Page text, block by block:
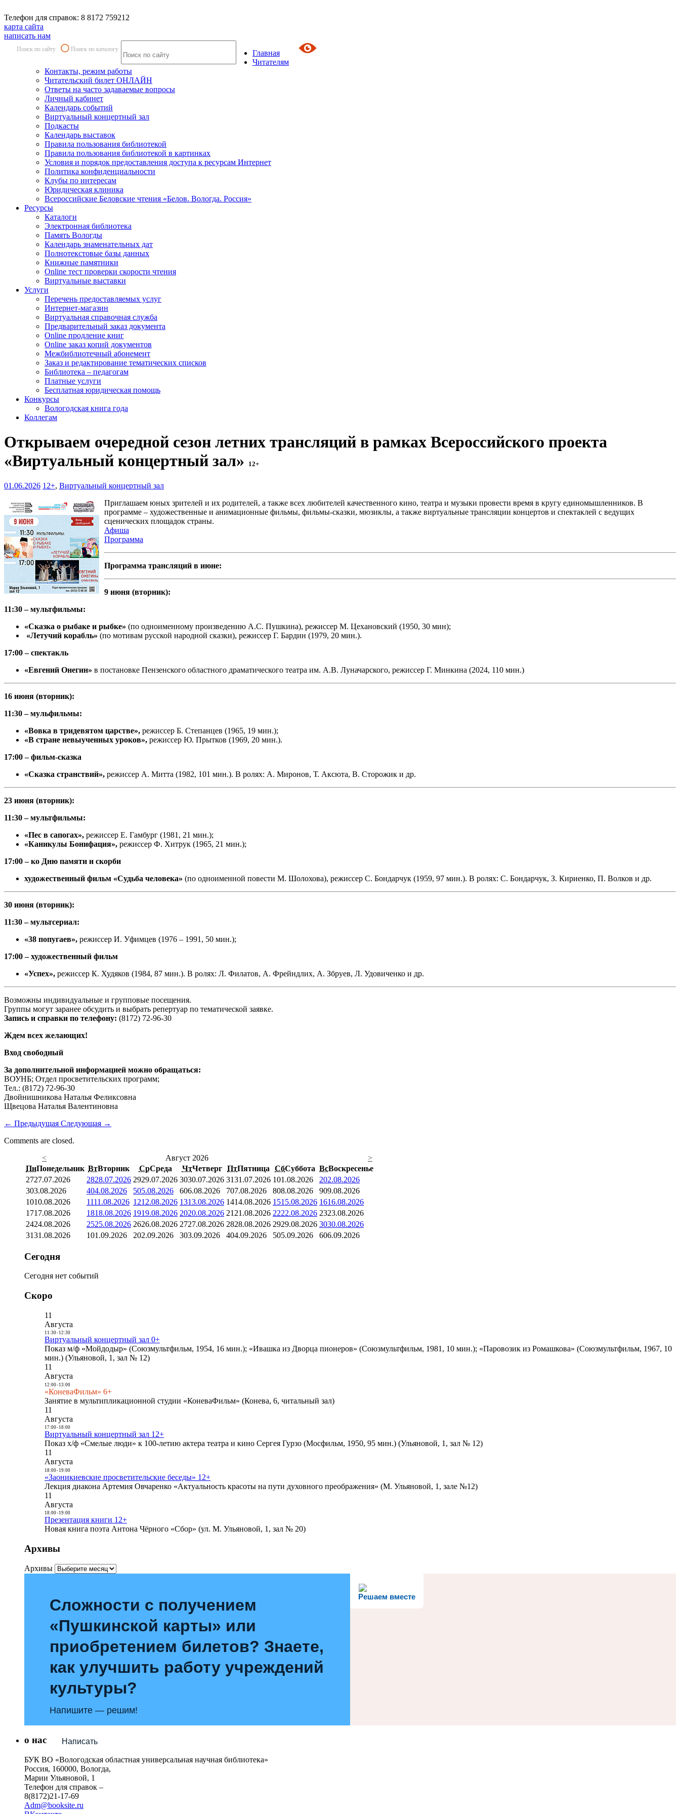
Телефон для справок: 8 8172 759212
карта сайта
написать нам
Поиск по сайту Поиск по каталогу
Главная
Читателям
Контакты, режим работы
Читательский билет ОНЛАЙН
Ответы на часто задаваемые вопросы
Личный кабинет
Календарь событий
Виртуальный концертный зал
Подкасты
Календарь выставок
Правила пользования библиотекой
Правила пользования библиотекой в картинках
Условия и порядок предоставления доступа к ресурсам Интернет
Политика конфиденциальности
Клубы по интересам
Юридическая клиника
Всероссийские Беловские чтения «Белов. Вологда. Россия»
Ресурсы
Каталоги
Электронная библиотека
Память Вологды
Календарь знаменательных дат
Полнотекстовые базы данных
Книжные памятники
Online тест проверки скорости чтения
Виртуальные выставки
Услуги
Перечень предоставляемых услуг
Интернет-магазин
Виртуальная справочная служба
Предварительный заказ документа
Online продление книг
Online заказ копий документов
Межбиблиотечный абонемент
Заказ и редактирование тематических списков
Библиотека – педагогам
Платные услуги
Бесплатная юридическая помощь
Конкурсы
Вологодская книга года
Коллегам
Открываем очередной сезон летних трансляций в рамках Всероссийского проекта
«Виртуальный концертный зал»
12+
01.06.2026 12+, Виртуальный концертный зал
Приглашаем юных зрителей и их родителей, а также всех любителей качественного кино, театра и музыки провести время в кругу единомышленников. В
программе – художественные и анимационные фильмы, фильмы-сказки, мюзиклы, а также виртуальные трансляции концертов и спектаклей с ведущих
сценических площадок страны.
Афиша
Программа
Программа трансляций в июне:
9 июня (вторник):
11:30 – мультфильмы:
«Сказка о рыбаке и рыбке» (по одноименному произведению А.С. Пушкина), режиссер М. Цехановский (1950, 30 мин);
«Летучий корабль» (по мотивам русской народной сказки), режиссер Г. Бардин (1979, 20 мин.).
17:00 – спектакль
«Евгений Онегин» в постановке Пензенского областного драматического театра им. А.В. Луначарского, режиссер Г. Минкина (2024, 110 мин.)
16 июня (вторник):
11:30 – мульфильмы:
«Вовка в тридевятом царстве», режиссер Б. Степанцев (1965, 19 мин.);
«В стране невыученных уроков», режиссер Ю. Прытков (1969, 20 мин.).
17:00 – фильм-сказка
«Сказка странствий», режиссер А. Митта (1982, 101 мин.). В ролях: А. Миронов, Т. Аксюта, В. Сторожик и др.
23 июня (вторник):
11:30 – мультфильмы:
«Пес в сапогах», режиссер Е. Гамбург (1981, 21 мин.);
«Каникулы Бонифация», режиссер Ф. Хитрук (1965, 21 мин.);
17:00 – ко Дню памяти и скорби
художественный фильм «Судьба человека» (по одноименной повести М. Шолохова), режиссер С. Бондарчук (1959, 97 мин.). В ролях: С. Бондарчук, З. Кириенко, П. Волков и др.
30 июня (вторник):
11:30 – мультсериал:
«38 попугаев», режиссер И. Уфимцев (1976 – 1991, 50 мин.);
17:00 – художественный фильм
«Успех», режиссер К. Худяков (1984, 87 мин.). В ролях: Л. Филатов, А. Фрейндлих, А. Збруев, Л. Удовиченко и др.
Возможны индивидуальные и групповые посещения.
Группы могут заранее обсудить и выбрать репертуар по тематической заявке.
Запись и справки по телефону: (8172) 72-96-30
Ждем всех желающих!
Вход свободный
За дополнительной информацией можно обращаться:
ВОУНБ; Отдел просветительских программ;
Тел.: (8172) 72-96-30
Двойнишникова Наталья Феликсовна
Щвецова Наталья Валентиновна
← Предыдущая Следующая →
Comments are closed.
<
Август 2026
>
ПнПонедельник ВтВторник СрСреда ЧтЧетверг ПтПятница СбСуббота ВсВоскресенье
2727.07.2026 2828.07.2026 2929.07.2026 3030.07.2026 3131.07.2026 101.08.2026 202.08.2026
303.08.2026 404.08.2026 505.08.2026 606.08.2026 707.08.2026 808.08.2026 909.08.2026
1010.08.2026 1111.08.2026 1212.08.2026 1313.08.2026 1414.08.2026 1515.08.2026 1616.08.2026
1717.08.2026 1818.08.2026 1919.08.2026 2020.08.2026 21 21.08.2026 2222.08.2026 2323.08.2026
2424.08.2026 2525.08.2026 2626.08.2026 2727.08.2026 2828.08.2026 2929.08.2026 3030.08.2026
3131.08.2026 101.09.2026 202.09.2026 303.09.2026 404.09.2026 505.09.2026 606.09.2026
Сегодня
Сегодня нет событий
Скоро
11
Августа
11:30- 12:30
Виртуальный концертный зал 0+
Показ м/ф «Мойдодыр» (Союзмультфильм, 1954, 16 мин.); «Ивашка из Дворца пионеров» (Союзмультфильм, 1981, 10 мин.); «Паровозик из Ромашкова» (Союзмультфильм, 1967, 10
мин.) (Ульяновой, 1, зал № 12)
11
Августа
12:00- 13:00
«КоневаФильм» 6+
Занятие в мультипликационной студии «КоневаФильм» (Конева, 6, читальный зал)
11
Августа
17:00- 18:00
Виртуальный концертный зал 12+
Показ х/ф «Смелые люди» к 100-летию актера театра и кино Сергея Гурзо (Мосфильм, 1950, 95 мин.) (Ульяновой, 1, зал № 12)
11
Августа
18:00- 19:00
«Заоникиевские просветительские беседы» 12+
Лекция диакона Артемия Овчаренко «Актуальность красоты на пути духовного преображения» (М. Ульяновой, 1, зале №12)
11
Августа
18:00- 19:00
Презентация книги 12+
Новая книга поэта Антона Чёрного «Сбор» (ул. М. Ульяновой, 1, зал № 20)
Архивы
Архивы
Решаем вместе
Сложности с получением
«Пушкинской карты» или
приобретением билетов? Знаете,
как улучшить работу учреждений
культуры?
Напишите — решим!
Написать
о нас
БУК ВО «Вологодская областная универсальная научная библиотека»
Россия, 160000, Вологда,
Марии Ульяновой, 1
Телефон для справок –
8(8172)21-17-69
Adm@booksite.ru